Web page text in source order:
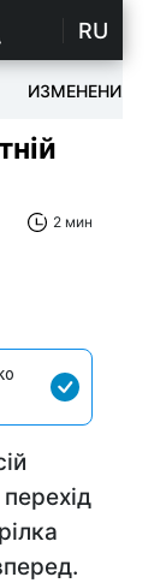
RU
ИЗМЕНЕНИЯ
2 мин